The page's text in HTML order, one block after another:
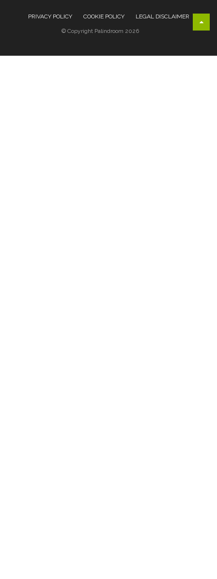
PRIVACY POLICY COOKIE POLICY LEGAL DISCLAIMER
© Copyright Palindroom 2026